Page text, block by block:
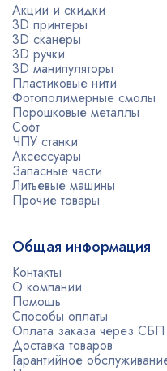
Акции и скидки
3D принтеры
3D сканеры
3D ручки
3D манипуляторы
Пластиковые нити
Фотополимерные смолы
Порошковые металлы
Софт
ЧПУ станки
Аксессуары
Запасные части
Литьевые машины
Прочие товары
Общая информация
Контакты
О компании
Помощь
Способы оплаты
Оплата заказа через СБП
Доставка товаров
Гарантийное